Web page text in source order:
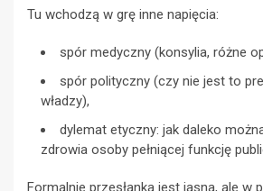
Tu wchodzą w grę inne napięcia:
spór medyczny (konsylia, różne
spór polityczny (czy nie jest to
władzy),
dylemat etyczny: jak daleko
zdrowia osoby pełniącej funkcję
Formalnie przesłanka jest jasna, ale w